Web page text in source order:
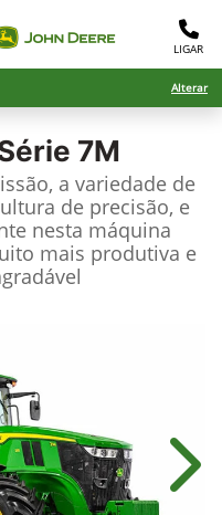
LIGAR
Alterar
7M
a variedade de
de precisão, e
nesta máquina
mais produtiva e